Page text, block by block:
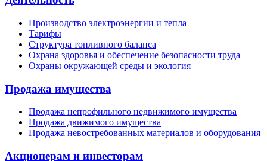
Производство электроэнергии и тепла
Тарифы
Структура топливного баланса
Охрана здоровья и обеспечение безопасности труда
Охраны окружающей среды и экология
Продажа имущества
Продажа непрофильного недвижимого имущества
Продажа движимого имущества
Продажа невостребованных материалов и оборудования
Акционерам и инвесторам